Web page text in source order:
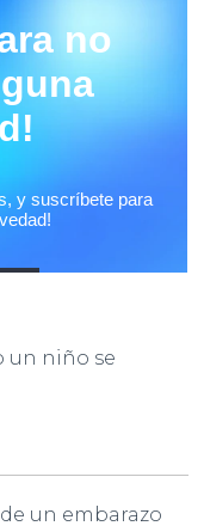
un niño se
un embarazo